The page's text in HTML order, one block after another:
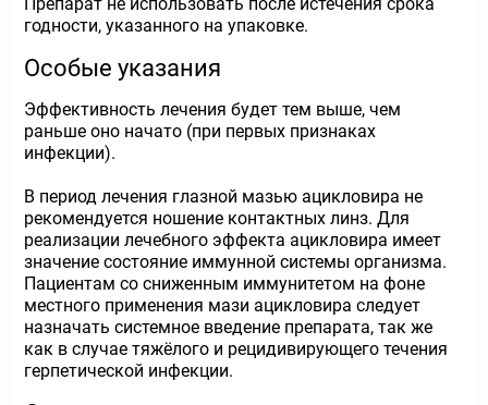
годности, указанного на упаковке.
Особые указания
Эффективность лечения будет тем выше, чем
раньше оно начато (при первых признаках
инфекции).
В период лечения глазной мазью ацикловира не
рекомендуется ношение контактных линз. Для
реализации лечебного эффекта ацикловира имеет
значение состояние иммунной системы организма.
Пациентам со сниженным иммунитетом на фоне
местного применения мази ацикловира следует
назначать системное введение препарата, так же
как в случае тяжёлого и рецидивирующего течения
герпетической инфекции.